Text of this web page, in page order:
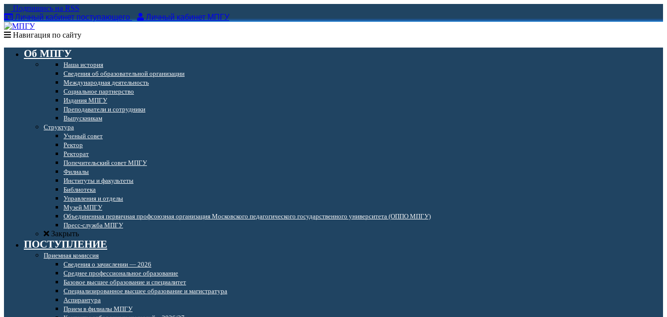
Подпишись на RSS
Личный кабинет поступающего
Личный кабинет МПГУ
Навигация по сайту
Об МПГУ
Наша история
Сведения об образовательной организации
Международная деятельность
Социальное партнерство
Издания МПГУ
Преподаватели и сотрудники
Выпускникам
Структура
Ученый совет
Ректор
Ректорат
Попечительский совет МПГУ
Филиалы
Институты и факультеты
Библиотека
Управления и отделы
Музей МПГУ
Объединенная первичная профсоюзная организация Московского педагогического государственного университета (ОППО МПГУ)
Пресс-служба МПГУ
Закрыть
ПОСТУПЛЕНИЕ
Приемная комиссия
Сведения о зачислении — 2026
Среднее профессиональное образование
Базовое высшее образование и специалитет
Специализированное высшее образование и магистратура
Аспирантура
Прием в филиалы МПГУ